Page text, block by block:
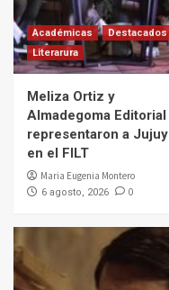
Académicas
Destacados
Literarura
Meliza Ortiz y
Almadegoma Editorial
representaron a Jujuy
en el FILT
Maria Eugenia Montero
6 agosto, 2026 0